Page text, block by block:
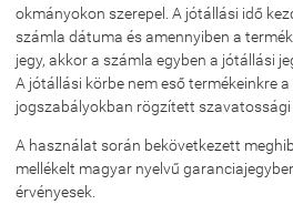
okmányokon szerepel. A jótállási idő
számla dátuma és amennyiben a
jegy, akkor a számla egyben a jótállási
A jótállási körbe nem eső termékeinkre
jogszabályokban rögzített szavatossági
A használat során bekövetkezett
mellékelt magyar nyelvű
érvényesek.